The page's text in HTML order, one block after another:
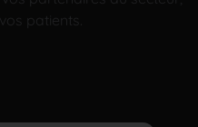
patients.